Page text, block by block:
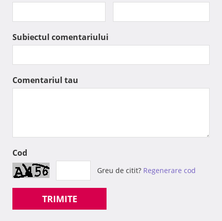
Subiectul comentariului
Comentariul tau
Cod
Greu de citit? Regenerare cod
TRIMITE